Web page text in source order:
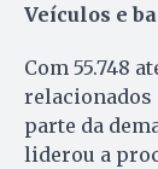
Veículos e
Com 55.748
relacionados
parte da
liderou a